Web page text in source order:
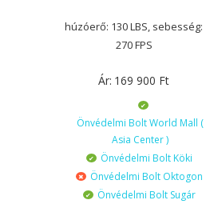
húzóerő: 130 LBS, sebesség:
270 FPS
Ár: 169 900 Ft
Önvédelmi Bolt World Mall (
Asia Center )
Önvédelmi Bolt Köki
Önvédelmi Bolt Oktogon
Önvédelmi Bolt Sugár